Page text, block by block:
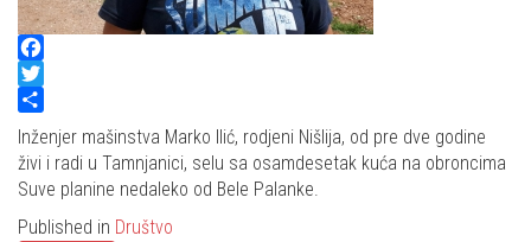
Facebook
Twitter
Share
Inženjer mašinstva Marko Ilić, rodjeni Nišlija, od pre dve godine
živi i radi u Tamnjanici, selu sa osamdesetak kuća na obroncima
Suve planine nedaleko od Bele Palanke.
Published in Društvo